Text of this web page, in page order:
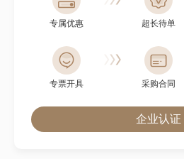
专属优惠 超长待单
专票开具 采购合同
企业认证